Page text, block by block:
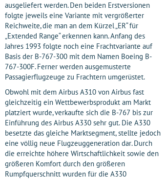
ausgeliefert werden. Den beiden Erstversionen
folgte jeweils eine Variante mit vergrößerter
Reichweite, die man an dem Kürzel „ER“ für
„Extended Range“ erkennen kann. Anfang des
Jahres 1993 folgte noch eine Frachtvariante auf
Basis der B-767-300 mit dem Namen Boeing B-
767-300F. Ferner werden ausgemusterte
Passagierflugzeuge zu Frachtern umgerüstet.
Obwohl mit dem Airbus A310 von Airbus fast
gleichzeitig ein Wettbewerbsprodukt am Markt
platziert wurde, verkaufte sich die B-767 bis zur
Einführung des Airbus A330 sehr gut. Die A330
besetzte das gleiche Marktsegment, stellte jedoch
eine völlig neue Flugzeuggeneration dar. Durch
die erreichte höhere Wirtschaftlichkeit sowie den
größeren Komfort durch den größeren
Rumpfquerschnitt wurden für die A330